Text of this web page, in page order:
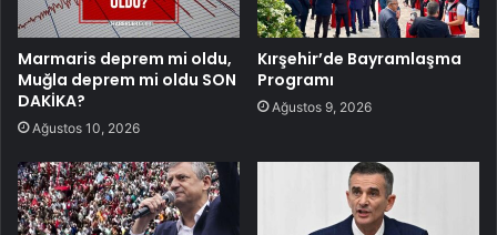
Marmaris deprem mi oldu,
Muğla deprem mi oldu SON
DAKİKA?
Ağustos 10, 2026
Kırşehir’de Bayramlaşma
Programı
Ağustos 9, 2026